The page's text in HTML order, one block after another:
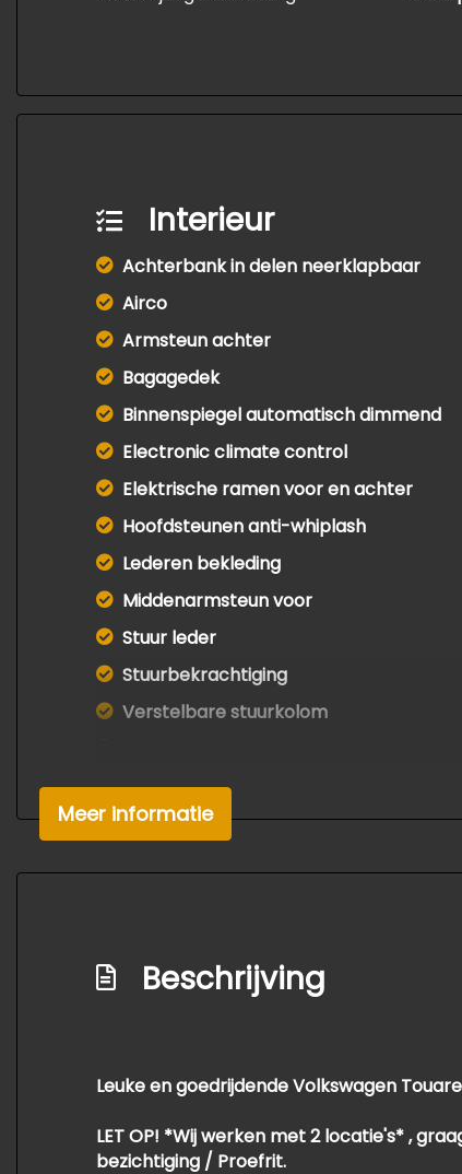
Interieur
Achterbank in delen neerklapbaar
Airco
Armsteun achter
Bagagedek
Binnenspiegel automatisch dimmend
Electronic climate control
Elektrische ramen voor en achter
Hoofdsteunen anti-whiplash
Lederen bekleding
Middenarmsteun voor
Stuur leder
Stuurbekrachtiging
Verstelbare stuurkolom
Meer informatie
Beschrijving
Leuke en goedrijdende Volkswagen
​​​​​​​LET OP! *Wij werken met 2 locatie's* ,
bezichtiging / Proefrit.